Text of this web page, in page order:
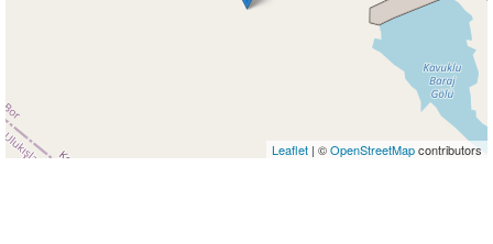
Leaflet | ©OpenStreetMapcontributors